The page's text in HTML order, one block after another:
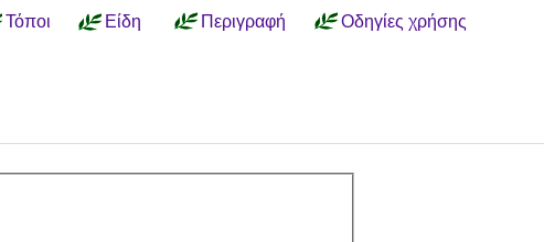
Τόποι Είδη Περιγραφή Οδηγίες χρήσης